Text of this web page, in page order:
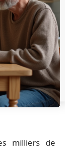
milliers de